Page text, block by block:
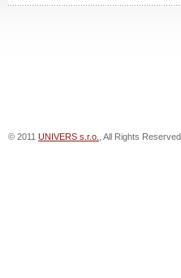
© 2011 UNIVERS s.r.o. , All Rights Reserved